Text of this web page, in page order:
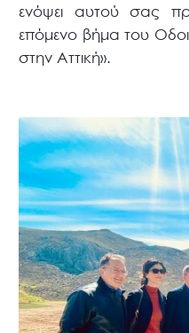
ενόψει αυτού σας
επόμενο βήμα του
στην Αττική».